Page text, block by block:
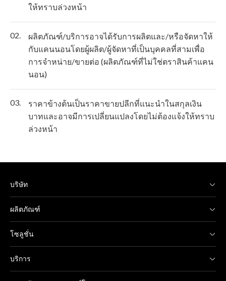
ให้ทราบล่วงหน้า
02.
ผลิตภัณฑ์/บริการอาจได้รับการผลิตและ/หรือจัดหาให้
กับแคนนอนโดยผู้ผลิต/ผู้จัดหาที่เป็นบุคคลที่สามเพื่อ
การจำหน่าย/ขายต่อ (ผลิตภัณฑ์ที่ไม่ใช่ตราสินค้าแคน
นอน)
03.
ราคาข้างต้นเป็นราคาขายปลีกที่แนะนำในสกุลเงิน
บาทและอาจมีการเปลี่ยนแปลงโดยไม่ต้องแจ้งให้ทราบ
ล่วงหน้า
บริษัท
ผลิตภัณฑ์
โซลูชั่น
บริการ